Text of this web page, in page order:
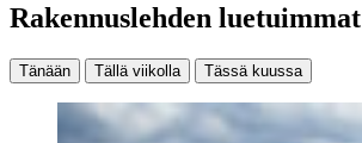
Rakennuslehden luetuimmat
Tänään Tällä viikolla Tässä kuussa